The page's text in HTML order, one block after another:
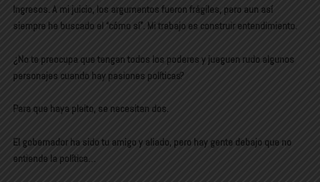
Ingresos. A mi juicio, los argumentos fueron frágiles, pero aun así
siempre he buscado el “cómo sí”. Mi trabajo es construir entendimiento.
¿No te preocupa que tengan todos los poderes y jueguen rudo algunos
personajes cuando hay pasiones políticas?
Para que haya pleito, se necesitan dos.
El gobernador ha sido tu amigo y aliado, pero hay gente debajo que no
entiende la política…